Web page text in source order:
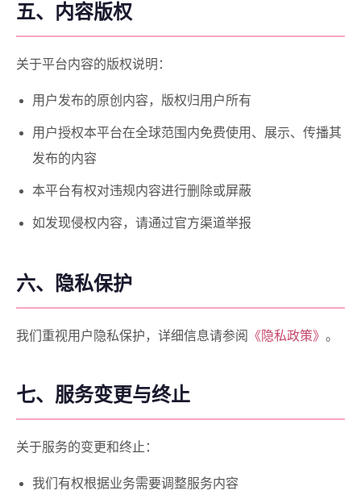
五、内容版权
关于平台内容的版权说明：
用户发布的原创内容，版权归用户所有
用户授权本平台在全球范围内免费使用、展示、传播其
发布的内容
本平台有权对违规内容进行删除或屏蔽
如发现侵权内容，请通过官方渠道举报
六、隐私保护
我们重视用户隐私保护，详细信息请参阅 《隐私政策》 。
七、服务变更与终止
关于服务的变更和终止：
我们有权根据业务需要调整服务内容